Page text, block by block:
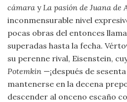
cámara y La pasión de Juana de
inconmensurable nivel
pocas obras del entonces
superadas hasta la fecha.
su perenne rival, Eisenstein,
Potemkin —¡después de
mantenerse en la decena
descender al onceno escaño